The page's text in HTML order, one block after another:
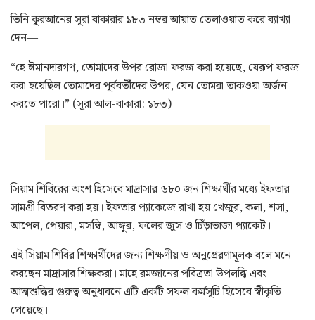
তিনি কুরআনের সূরা বাকারার ১৮৩ নম্বর আয়াত তেলাওয়াত করে ব্যাখ্যা
দেন—
“হে ঈমানদারগণ, তোমাদের উপর রোজা ফরজ করা হয়েছে, যেরূপ ফরজ
করা হয়েছিল তোমাদের পূর্ববর্তীদের উপর, যেন তোমরা তাকওয়া অর্জন
করতে পারো।” (সূরা আল-বাকারা: ১৮৩)
সিয়াম শিবিরের অংশ হিসেবে মাদ্রাসার ৬৮০ জন শিক্ষার্থীর মধ্যে ইফতার
সামগ্রী বিতরণ করা হয়। ইফতার প্যাকেজে রাখা হয় খেজুর, কলা, শসা,
আপেল, পেয়ারা, মসম্বি, আঙ্গুর, ফলের জুস ও চিঁড়াভাজা প্যাকেট।
এই সিয়াম শিবির শিক্ষার্থীদের জন্য শিক্ষণীয় ও অনুপ্রেরণামূলক বলে মনে
করছেন মাদ্রাসার শিক্ষকরা। মাহে রমজানের পবিত্রতা উপলব্ধি এবং
আত্মশুদ্ধির গুরুত্ব অনুধাবনে এটি একটি সফল কর্মসূচি হিসেবে স্বীকৃতি
পেয়েছে।